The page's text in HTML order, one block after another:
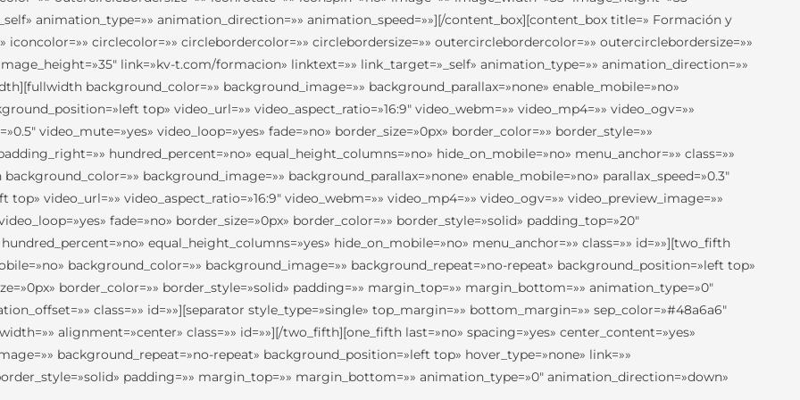
animation_type=»» animation_direction=»» animation_speed=»»][/content_box][content_box title=» Formación y
circlecolor=»» circlebordercolor=»» circlebordersize=»» outercirclebordercolor=»» outercirclebordersize=»»
link=»kv-t.com/formacion» linktext=»» link_target=»_self» animation_type=»» animation_direction=»»
background_color=»» background_image=»» background_parallax=»none» enable_mobile=»no»
top» video_url=»» video_aspect_ratio=»16:9″ video_webm=»» video_mp4=»» video_ogv=»»
video_mute=»yes» video_loop=»yes» fade=»no» border_size=»0px» border_color=»» border_style=»»
hundred_percent=»no» equal_height_columns=»no» hide_on_mobile=»no» menu_anchor=»» class=»»
background_image=»» background_parallax=»none» enable_mobile=»no» parallax_speed=»0.3″
video_url=»» video_aspect_ratio=»16:9″ video_webm=»» video_mp4=»» video_ogv=»» video_preview_image=»»
fade=»no» border_size=»0px» border_color=»» border_style=»solid» padding_top=»20″
equal_height_columns=»yes» hide_on_mobile=»no» menu_anchor=»» class=»» id=»»][two_fifth
background_color=»» background_image=»» background_repeat=»no-repeat» background_position=»left top»
border_color=»» border_style=»solid» padding=»» margin_top=»» margin_bottom=»» animation_type=»0″
class=»» id=»»][separator style_type=»single» top_margin=»» bottom_margin=»» sep_color=»#48a6a6″
alignment=»center» class=»» id=»»][/two_fifth][one_fifth last=»no» spacing=»yes» center_content=»yes»
background_repeat=»no-repeat» background_position=»left top» hover_type=»none» link=»»
padding=»» margin_top=»» margin_bottom=»» animation_type=»0″ animation_direction=»down»